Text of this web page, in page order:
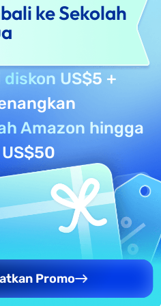
AI Case
ke Sekolah
diskon US$5 +
Amazon hingga
US$50
Promo